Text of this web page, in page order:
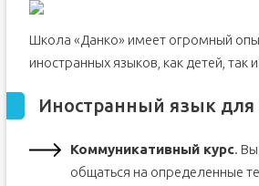
Школа «Данко» имеет огромный
иностранных языков, как детей, так
Иностранный язык для
Коммуникативный курс. Вы
общаться на определенные